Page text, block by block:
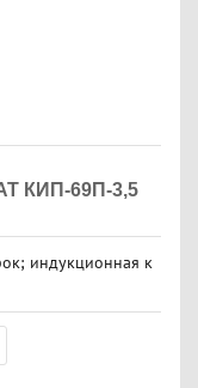
КИП-69П-3,5
индукционная к